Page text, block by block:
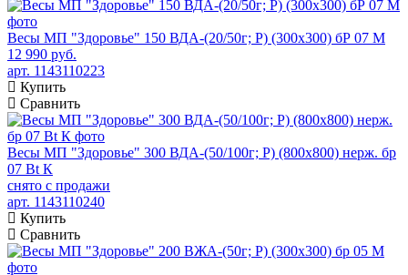
Весы МП "Здоровье" 150 ВДА-(20/50г; Р) (300х300) бР 07 М
12 990 руб.
арт. 1143110223
Купить
Сравнить
Весы МП "Здоровье" 300 ВДА-(50/100г; Р) (800х800) нерж. бр
07 Bt К
снято с продажи
арт. 1143110240
Купить
Сравнить